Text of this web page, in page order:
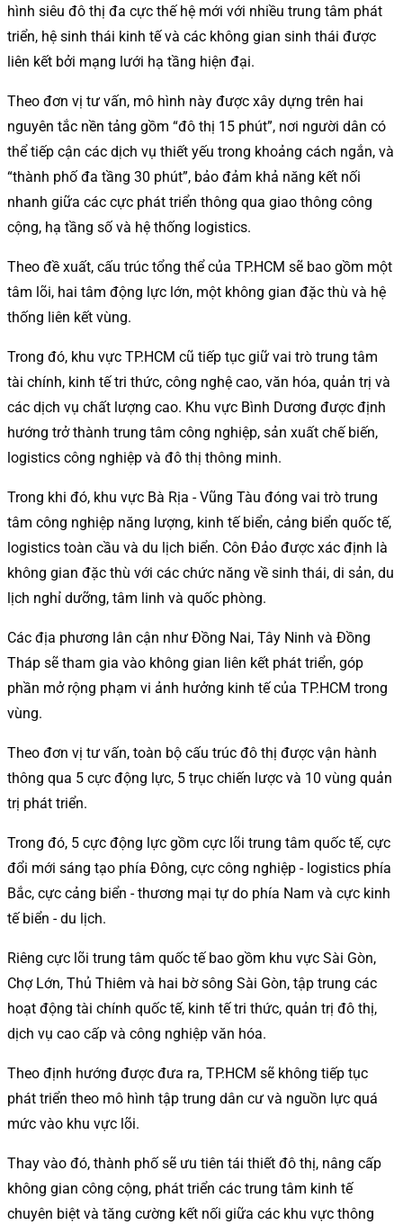
hình siêu đô thị đa cực thế hệ mới với nhiều trung tâm phát
triển, hệ sinh thái kinh tế và các không gian sinh thái được
liên kết bởi mạng lưới hạ tầng hiện đại.
Theo đơn vị tư vấn, mô hình này được xây dựng trên hai
nguyên tắc nền tảng gồm “đô thị 15 phút”, nơi người dân có
thể tiếp cận các dịch vụ thiết yếu trong khoảng cách ngắn, và
“thành phố đa tầng 30 phút”, bảo đảm khả năng kết nối
nhanh giữa các cực phát triển thông qua giao thông công
cộng, hạ tầng số và hệ thống logistics.
Theo đề xuất, cấu trúc tổng thể của TP.HCM sẽ bao gồm một
tâm lõi, hai tâm động lực lớn, một không gian đặc thù và hệ
thống liên kết vùng.
Trong đó, khu vực TP.HCM cũ tiếp tục giữ vai trò trung tâm
tài chính, kinh tế tri thức, công nghệ cao, văn hóa, quản trị và
các dịch vụ chất lượng cao. Khu vực Bình Dương được định
hướng trở thành trung tâm công nghiệp, sản xuất chế biến,
logistics công nghiệp và đô thị thông minh.
Trong khi đó, khu vực Bà Rịa - Vũng Tàu đóng vai trò trung
tâm công nghiệp năng lượng, kinh tế biển, cảng biển quốc tế,
logistics toàn cầu và du lịch biển. Côn Đảo được xác định là
không gian đặc thù với các chức năng về sinh thái, di sản, du
lịch nghỉ dưỡng, tâm linh và quốc phòng.
Các địa phương lân cận như Đồng Nai, Tây Ninh và Đồng
Tháp sẽ tham gia vào không gian liên kết phát triển, góp
phần mở rộng phạm vi ảnh hưởng kinh tế của TP.HCM trong
vùng.
Theo đơn vị tư vấn, toàn bộ cấu trúc đô thị được vận hành
thông qua 5 cực động lực, 5 trục chiến lược và 10 vùng quản
trị phát triển.
Trong đó, 5 cực động lực gồm cực lõi trung tâm quốc tế, cực
đổi mới sáng tạo phía Đông, cực công nghiệp - logistics phía
Bắc, cực cảng biển - thương mại tự do phía Nam và cực kinh
tế biển - du lịch.
Riêng cực lõi trung tâm quốc tế bao gồm khu vực Sài Gòn,
Chợ Lớn, Thủ Thiêm và hai bờ sông Sài Gòn, tập trung các
hoạt động tài chính quốc tế, kinh tế tri thức, quản trị đô thị,
dịch vụ cao cấp và công nghiệp văn hóa.
Theo định hướng được đưa ra, TP.HCM sẽ không tiếp tục
phát triển theo mô hình tập trung dân cư và nguồn lực quá
mức vào khu vực lõi.
Thay vào đó, thành phố sẽ ưu tiên tái thiết đô thị, nâng cấp
không gian công cộng, phát triển các trung tâm kinh tế
chuyên biệt và tăng cường kết nối giữa các khu vực thông